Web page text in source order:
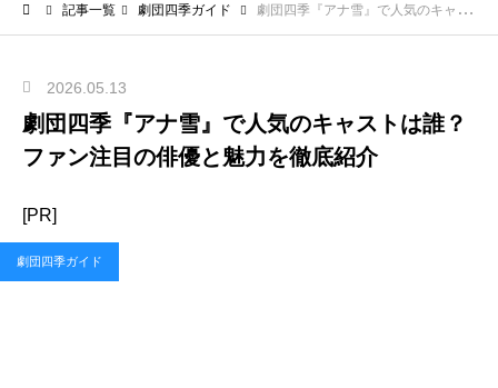
記事一覧 劇団四季ガイド 劇団四季『アナ雪』で人気のキャストは誰？ファン注目の俳優と魅力を徹底紹介
2026.05.13
劇団四季『アナ雪』で人気のキャストは誰？
ファン注目の俳優と魅力を徹底紹介
[PR]
劇団四季ガイド